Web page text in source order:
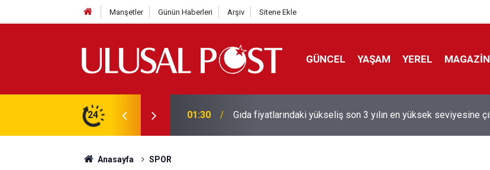
Manşetler Günün Haberleri Arşiv Sitene Ekle
GÜNCEL YAŞAM YEREL MAGAZİN
24
en yüksek seviyesine çıktı 01:26 Galatasaray'dan sekiz kişi hakkında savcılığa suç duyurusu
Anasayfa SPOR